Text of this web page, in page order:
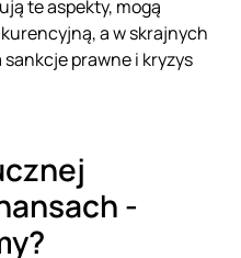
te aspekty, mogą
a w skrajnych
prawne i kryzys
-